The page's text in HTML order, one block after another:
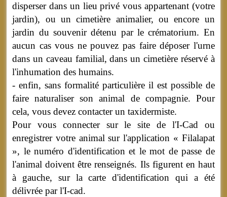
disperser dans un lieu privé vous appartenant (votre
jardin), ou un cimetière animalier, ou encore un
jardin du souvenir détenu par le crématorium. En
aucun cas vous ne pouvez pas faire déposer l'urne
dans un caveau familial, dans un cimetière réservé à
l'inhumation des humains.
- enfin, sans formalité particulière il est possible de
faire naturaliser son animal de compagnie. Pour
cela, vous devez contacter un taxidermiste.
Pour vous connecter sur le site de l'I-Cad ou
enregistrer votre animal sur l'application « Filalapat
», le numéro d'identification et le mot de passe de
l'animal doivent être renseignés. Ils figurent en haut
à gauche, sur la carte d'identification qui a été
délivrée par l'I-cad.